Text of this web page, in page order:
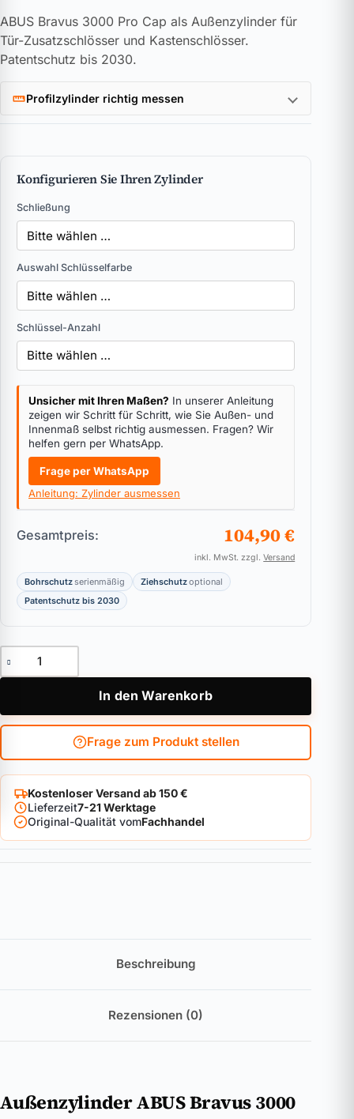
ABUS Bravus 3000 Pro Cap als Außenzylinder für
Tür-Zusatzschlösser und Kastenschlösser.
Patentschutz bis 2030.
Profilzylinder richtig messen
Konfigurieren Sie Ihren Zylinder
Schließung
Auswahl Schlüsselfarbe
Schlüssel-Anzahl
Unsicher mit Ihren Maßen? In unserer Anleitung
zeigen wir Schritt für Schritt, wie Sie Außen- und
Innenmaß selbst richtig ausmessen. Fragen? Wir
helfen gern per WhatsApp.
Frage per WhatsApp
Anleitung: Zylinder ausmessen
Gesamtpreis: 104,90 €
inkl. MwSt. zzgl.Versand
Bohrschutzserienmäßig Ziehschutzoptional
Patentschutz bis 2030
Außenzylinder ABUS Bravus.3000 Pro Cap Menge
In den Warenkorb
Frage zum Produkt stellen
Kostenloser Versand ab 150 €
Lieferzeit7-21 Werktage
Original-Qualität vomFachhandel
Beschreibung
Rezensionen (0)
Außenzylinder ABUS Bravus 3000